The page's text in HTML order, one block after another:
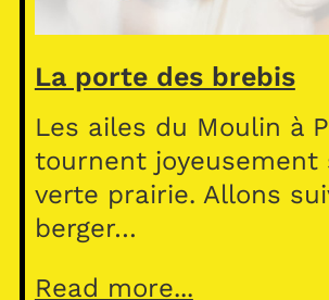
La porte des brebis
Les ailes du Moulin à
tournent joyeusement
verte prairie. Allons
berger…
Read more...